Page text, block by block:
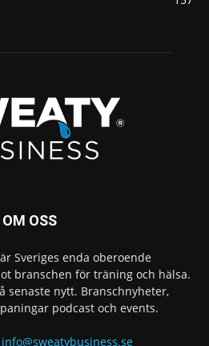
OM OSS
Sveriges enda oberoende
branschen för träning och hälsa.
senaste nytt. Branschnyheter,
podcast och events.
info@sweatybusiness.se